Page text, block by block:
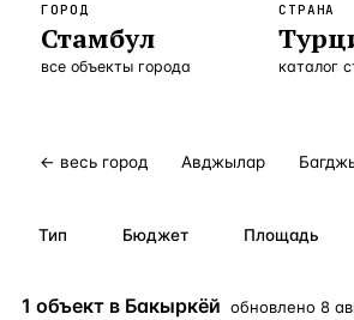
Алания
Бангкок — Локация
Стамбул —Локация
ГОРОД
Стамбул
все объекты города
СТРАНА
каталог
← весь город Авджылар
Тип Бюджет Площадь
1 объект в Бакыркёй обновлено 8